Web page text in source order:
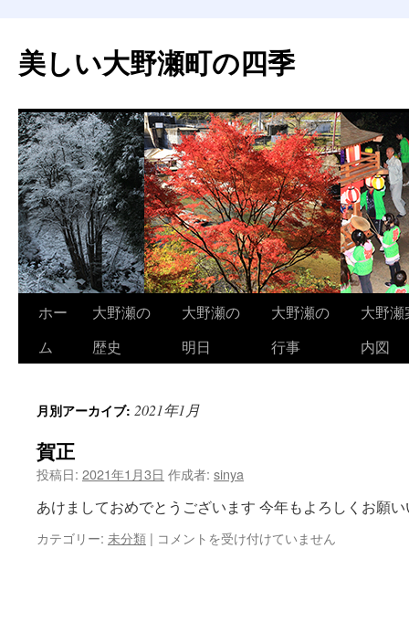
美しい大野瀬町の四季
ン
ツ
へ
ス
ホー
ム
大野瀬の
歴史
大野瀬の
明日
大野瀬の
行事
大野瀬
内図
月別アーカイブ: 2021年1月
賀正
投稿日: 2021年1月3日 作成者: sinya
あけましておめでとうございます 今年もよろしくお願
カテゴリー: 未分類 | 賀
コメントを受け付けていません